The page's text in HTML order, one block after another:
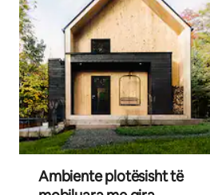
Ambiente plotësisht të